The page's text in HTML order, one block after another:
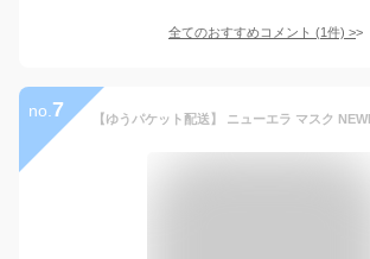
全てのおすすめコメント (1件) >
no. 7